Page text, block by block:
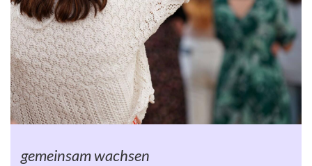
gemeinsam wachsen